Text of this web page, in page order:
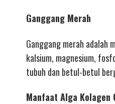
Ganggang Merah
Ganggang merah adalah
kalsium, magnesium,
tubuh dan betul-betul
Manfaat Alga Kolagen